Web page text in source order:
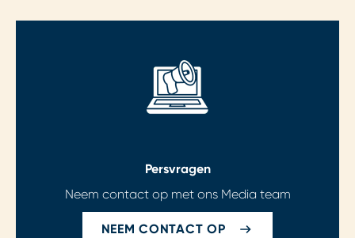
Persvragen
Neem contact op met ons Media team
NEEM CONTACT OP